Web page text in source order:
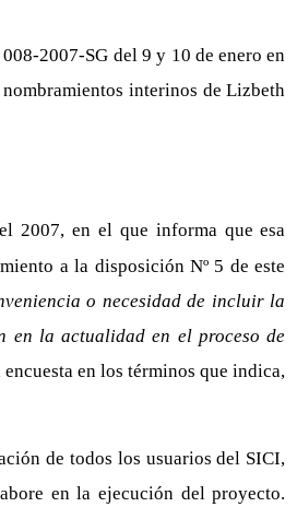
2007-SG del 9 y 10 de enero en
interinos de Lizbeth
2007, en el que informa que esa
a la disposición Nº 5 de este
o necesidad de incluir la
en la actualidad en el proceso de
en los términos que indica,
de todos los usuarios del SICI,
en la ejecución del proyecto.